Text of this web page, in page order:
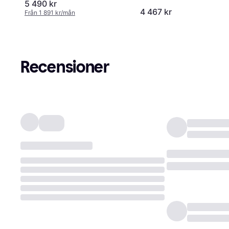
5 490 kr
Från 1 891 kr/mån
Silver
4 467 kr
Recensioner